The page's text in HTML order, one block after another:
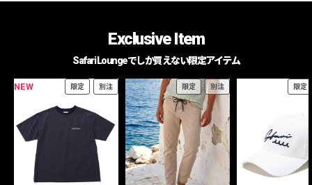
Exclusive Item
Safari Loungeでしか買えない限定アイテム
NEW 限定 別注 限定 別注 限定